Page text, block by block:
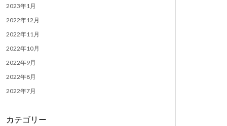
2023年1月
2022年12月
2022年11月
2022年10月
2022年9月
2022年8月
2022年7月
カテゴリー